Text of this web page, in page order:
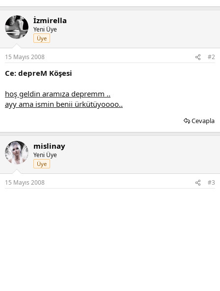
İzmirella
Yeni Üye
Üye
15 Mayıs 2008 #2
Ce: depreM Köşesi
hoş geldin aramıza depremm ..
ayy ama ismin benii ürkütüyoooo..
Cevapla
mislinay
Yeni Üye
Üye
15 Mayıs 2008 #3